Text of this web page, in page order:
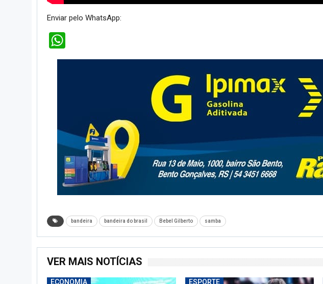
Enviar pelo WhatsApp:
bandeira bandeira do brasil Bebel Gilberto samba
VER MAIS NOTÍCIAS
ECONOMIA ESPORTE